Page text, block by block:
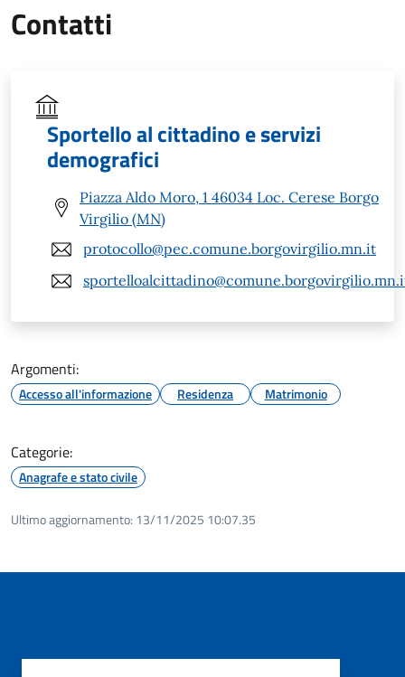
Contatti
Sportello al cittadino e servizi
demografici
Piazza Aldo Moro, 1 46034 Loc. Cerese Borgo
Virgilio (MN)
protocollo@pec.comune.borgovirgilio.mn.it
Argomenti:
Accesso all'informazione Residenza Matrimonio
Categorie:
Anagrafe e stato civile
Ultimo aggiornamento: 13/11/2025 10:07.35